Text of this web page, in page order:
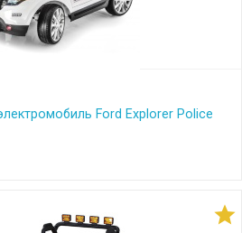
Ford Explorer Police
